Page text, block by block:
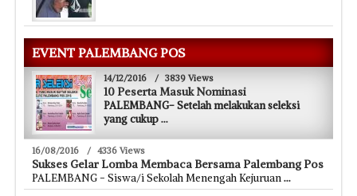
EVENT PALEMBANG POS
14/12/2016 / 3839 Views
10 Peserta Masuk Nominasi
PALEMBANG- Setelah melakukan seleksi
yang cukup...
16/08/2016 / 4336 Views
Sukses Gelar Lomba Membaca Bersama Palembang Pos
PALEMBANG - Siswa/i Sekolah Menengah Kejuruan...